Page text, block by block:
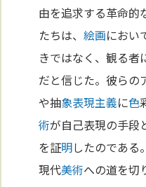
由を追求する革命的
たちは、絵画におい
きではなく、観る者
だと信じた。彼らの
や抽象表現主義に色
術が自己表現の手段
を証明したのである。
現代美術への道を切